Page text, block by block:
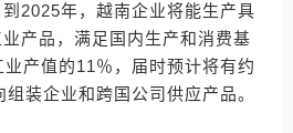
2025年，越南企业将能生产具
产品，满足国内生产和消费基
产值的11％，届时预计将有约
装企业和跨国公司供应产品。